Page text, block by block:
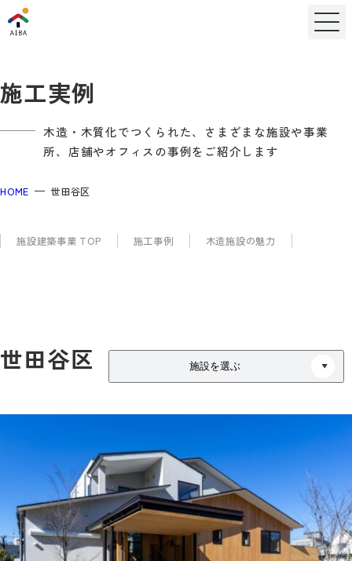
施工実例
木造・木質化でつくられた、さまざまな施設や事業
所、店舗やオフィスの事例をご紹介します
HOME 世田谷区
施設建築事業 TOP 施工事例 木造施設の魅力
世田谷区 施設を選ぶ